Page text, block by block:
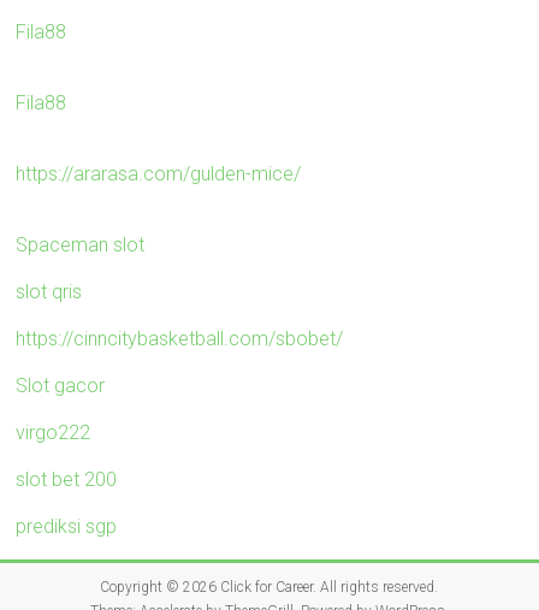
Fila88
Fila88
https://ararasa.com/gulden-mice/
Spaceman slot
slot qris
https://cinncitybasketball.com/sbobet/
Slot gacor
virgo222
slot bet 200
prediksi sgp
Copyright © 2026 Click for Career. All rights reserved.